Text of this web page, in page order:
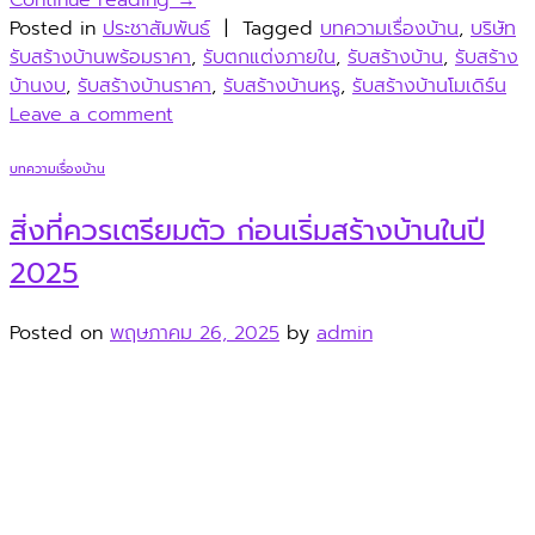
Posted in ประชาสัมพันธ์ | Tagged บทความเรื่องบ้าน, บริษัท
รับสร้างบ้านพร้อมราคา, รับตกแต่งภายใน, รับสร้างบ้าน, รับสร้าง
บ้านงบ, รับสร้างบ้านราคา, รับสร้างบ้านหรู, รับสร้างบ้านโมเดิร์น
Leave a comment
บทความเรื่องบ้าน
สิ่งที่ควรเตรียมตัว ก่อนเริ่มสร้างบ้านในปี
2025
Posted on พฤษภาคม 26, 2025 by admin